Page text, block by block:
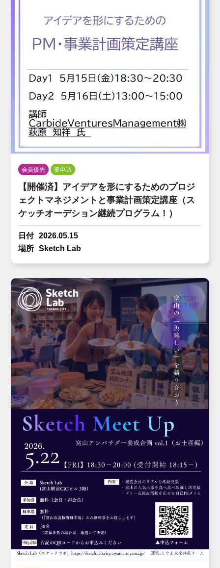
会員優先 要申込
【開催済】アイデアを形にするためのプロジ
ェクトマネジメントと事業計画策定講座（ス
ケッチオーデション継続プログラム！）
日付 2026.05.15
場所
Sketch Lab